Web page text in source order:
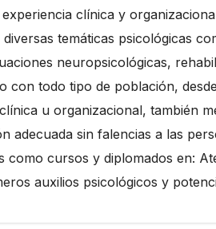
clínica y
temáticas psicológicas
neuropsicológicas,
todo tipo de población,
u organizacional, también
sin falencias a las
cursos y diplomados en:
auxilios psicológicos y